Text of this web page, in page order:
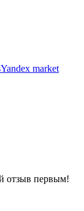
Yandex market
отзыв первым!